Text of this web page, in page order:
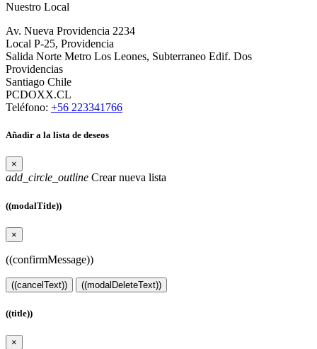
Nuestro Local
Av. Nueva Providencia 2234
Local P-25, Providencia
Salida Norte Metro Los Leones, Subterraneo Edif. Dos
Providencias
Santiago Chile
PCDOXX.CL
Teléfono: +56 223341766
Añadir a la lista de deseos
×
add_circle_outline Crear nueva lista
((modalTitle))
×
((confirmMessage))
((cancelText)) ((modalDeleteText))
((title))
×